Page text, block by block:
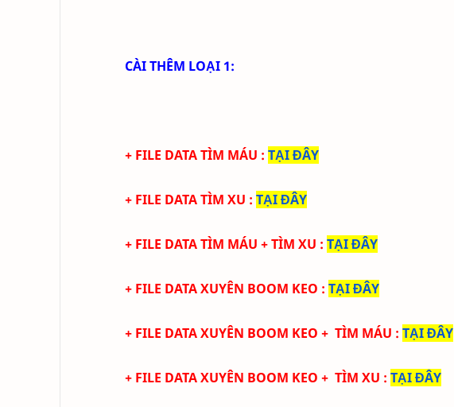
CÀI THÊM LOẠI 1:
+ FILE DATA TÌM MÁU : TẠI ĐÂY
+ FILE DATA TÌM XU : TẠI ĐÂY
+ FILE DATA TÌM MÁU + TÌM XU : TẠI ĐÂY
+ FILE DATA XUYÊN BOOM KEO : TẠI ĐÂY
+ FILE DATA XUYÊN BOOM KEO + TÌM MÁU : TẠI ĐÂY
+ FILE DATA XUYÊN BOOM KEO + TÌM XU : TẠI ĐÂY